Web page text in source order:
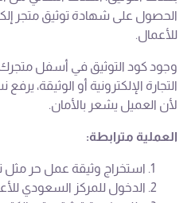
الحصول على شهادة توثيق متجر
للأعمال.
وجود كود التوثيق في أسفل
التجارة الإلكترونية أو الوثيقة،
لأن العميل يشعر بالأمان.
العملية مترابطة:
استخراج وثيقة عمل حر
الدخول للمركز السعودي